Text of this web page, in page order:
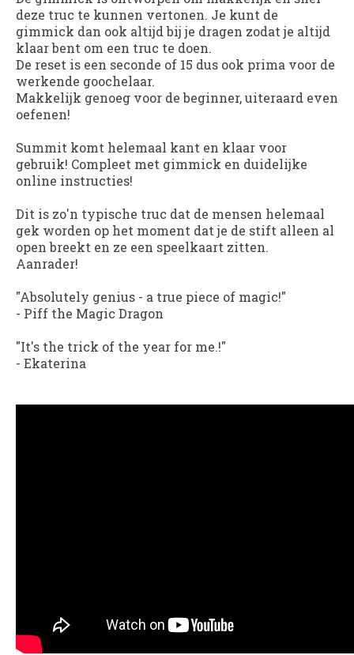
deze truc te kunnen vertonen. Je kunt de
gimmick dan ook altijd bij je dragen zodat je altijd
klaar bent om een truc te doen.
De reset is een seconde of 15 dus ook prima voor de
werkende goochelaar.
Makkelijk genoeg voor de beginner, uiteraard even
oefenen!
Summit komt helemaal kant en klaar voor
gebruik! Compleet met gimmick en duidelijke
online instructies!
Dit is zo'n typische truc dat de mensen helemaal
gek worden op het moment dat je de stift alleen al
open breekt en ze een speelkaart zitten.
Aanrader!
"Absolutely genius - a true piece of magic!"
- Piff the Magic Dragon
"It's the trick of the year for me.!"
- Ekaterina